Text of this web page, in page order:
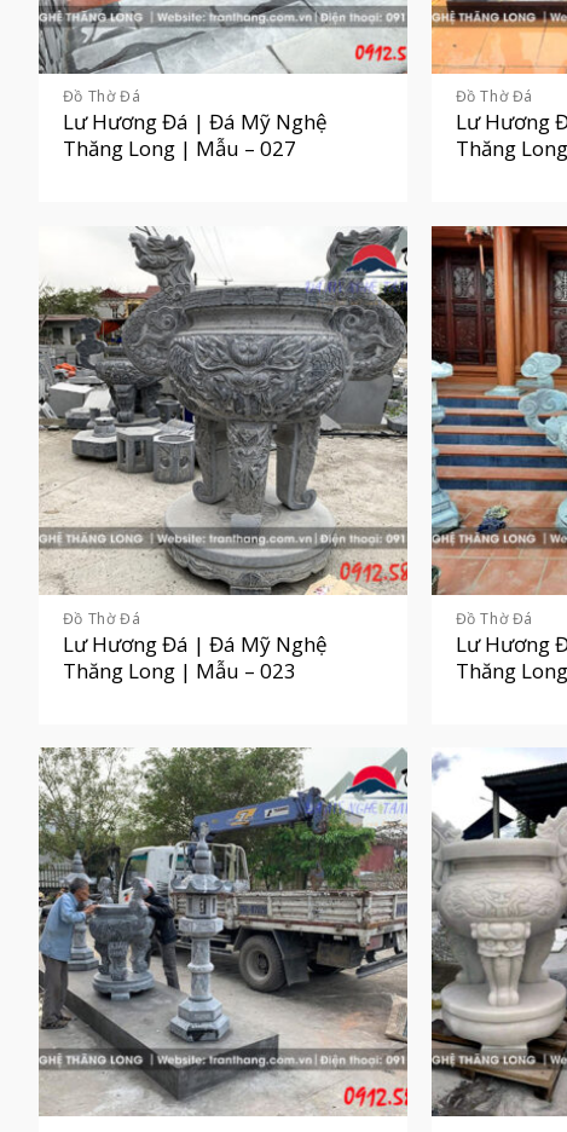
Đồ Thờ Đá
Lư Hương Đá | Đá Mỹ Nghệ
Thăng Long | Mẫu – 027
Đồ Thờ Đá
Lư Hương
Thăng
Đồ Thờ Đá
Lư Hương Đá | Đá Mỹ Nghệ
Thăng Long | Mẫu – 023
Đồ Thờ Đá
Lư Hương
Thăng